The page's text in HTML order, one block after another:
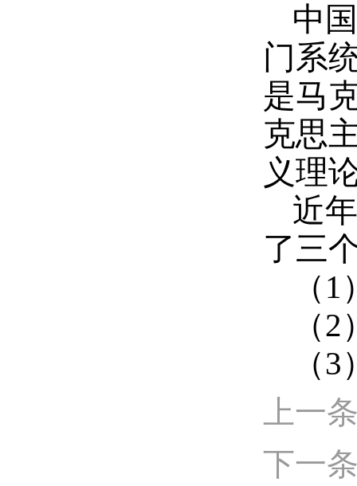
中
门系
是马
克思
义理
近
了三
（
（
（
上一
下一